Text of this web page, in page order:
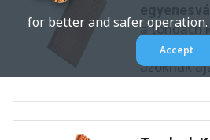
a tondach
azoknak
for better and safer
Accept